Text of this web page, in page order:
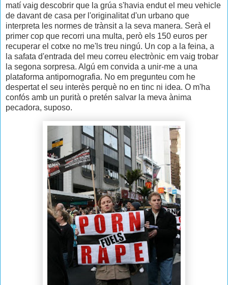
matí vaig descobrir que la grúa s'havia endut el meu vehicle
de davant de casa per l'originalitat d'un urbano que
interpreta les normes de trànsit a la seva manera. Serà el
primer cop que recorri una multa, però els 150 euros per
recuperar el cotxe no me'ls treu ningú. Un cop a la feina, a
la safata d'entrada del meu correu electrònic em vaig trobar
la segona sorpresa. Algú em convida a unir-me a una
plataforma antipornografia. No em pregunteu com he
despertat el seu interès perquè no en tinc ni idea. O m'ha
confós amb un purità o pretén salvar la meva ànima
pecadora, suposo.